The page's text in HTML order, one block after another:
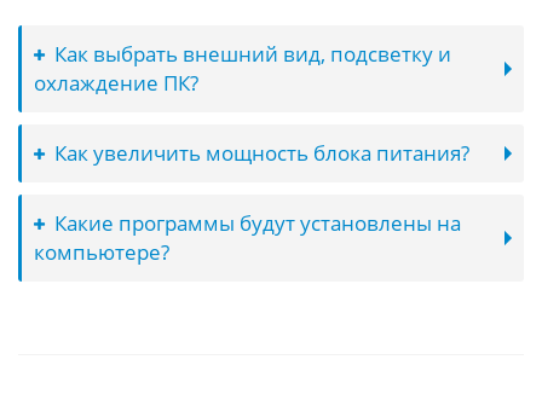
Как выбрать внешний вид, подсветку и
охлаждение ПК?
Как увеличить мощность блока питания?
Какие программы будут установлены на
компьютере?